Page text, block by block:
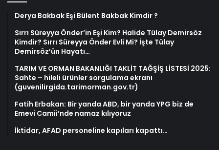
Derya Bakbak Eşi Bülent Bakbak Kimdir ?
Sırrı Süreyya Önder’in Eşi Kim? Halide Tülay Demirsöz
Kimdir? Sırrı Süreyya Önder Evli Mi? İşte Tülay
Demirsöz’ün Hayatı…
TARIM VE ORMAN BAKANLIĞI TAKLİT TAĞŞİŞ LİSTESİ 2025:
Sahte – hileli ürünler sorgulama ekranı
(guvenilirgida.tarimorman.gov.tr)
Fatih Erbakan: Bir yanda ABD, bir yanda YPG biz de
Emevi Camii’nde namaz kılıyoruz
İktidar, AFAD personeline kapıları kapattı…